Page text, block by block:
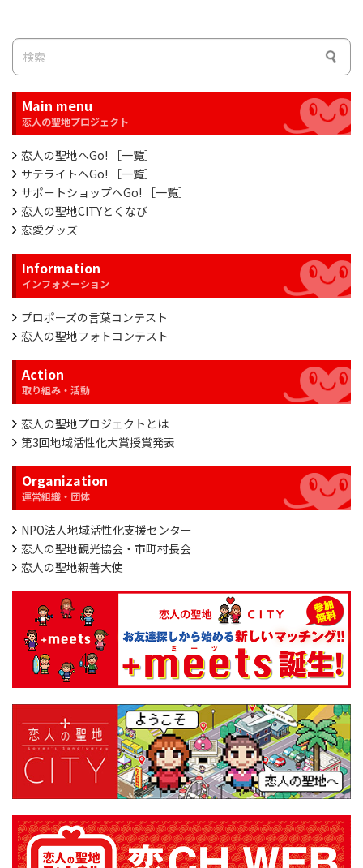
Main menu
恋人の聖地へGo! ［一覧］
サテライトへGo! ［一覧］
サポートショップへGo! ［一覧］
恋人の聖地CITYとくなび
恋愛グッズ
Information
プロポーズの言葉コンテスト
恋人の聖地フォトコンテスト
Action
恋人の聖地プロジェクトとは
第3回地域活性化大賞授賞発表
Organization
NPO法人地域活性化支援センター
恋人の聖地観光協会・市町村長会
恋人の聖地親善大使